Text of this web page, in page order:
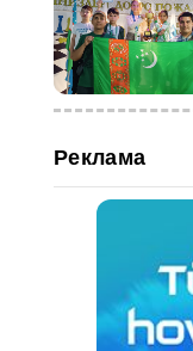
Реклама